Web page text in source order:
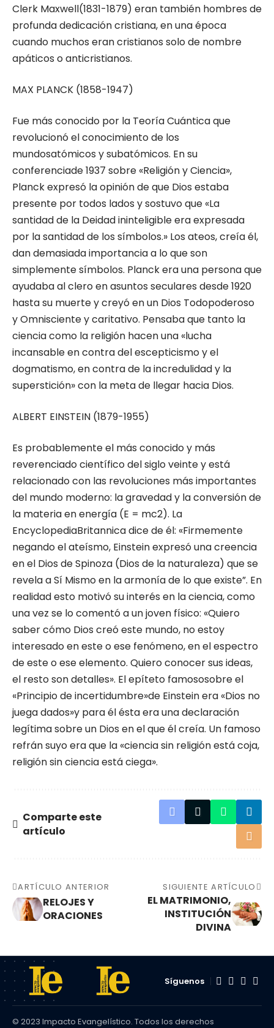
Clerk Maxwell(1831-1879) eran también hombres de
profunda dedicación cristiana, en una época
cuando muchos eran cristianos solo de nombre
apáticos o anticristianos.
MAX PLANCK (1858-1947)
Fue más conocido por la Teoría Cuántica que
revolucionó el conocimiento de los
mundosatómicos y subatómicos. En su
conferenciade 1937 sobre «Religión y Ciencia»,
Planck expresó la opinión de que Dios estaba
presente por todos lados y sostuvo que «La
santidad de la Deidad ininteligible era expresada
por la santidad de los símbolos.» Los ateos, creía él,
dan demasiada importancia a lo que son
simplemente símbolos. Planck era una persona que
ayudaba al clero en asuntos seculares desde 1920
hasta su muerte y creyó en un Dios Todopoderoso
y Omnisciente y caritativo. Pensaba que tanto la
ciencia como la religión hacen una «lucha
incansable en contra del escepticismo y el
dogmatismo, en contra de la incredulidad y la
superstición» con la meta de llegar hacia Dios.
ALBERT EINSTEIN (1879-1955)
Es probablemente el más conocido y más
reverenciado científico del siglo veinte y está
relacionado con las revoluciones más importantes
del mundo moderno: la gravedad y la conversión de
la materia en energía (E = mc2). La
EncyclopediaBritannica dice de él: «Firmemente
negando el ateísmo, Einstein expresó una creencia
en el Dios de Spinoza (Dios de la naturaleza) que se
revela a Sí Mismo en la armonía de lo que existe”. En
realidad esto motivó su interés en la ciencia, como
una vez se lo comentó a un joven físico: «Quiero
saber cómo Dios creó este mundo, no estoy
interesado en este o ese fenómeno, en el espectro
de este o ese elemento. Quiero conocer sus ideas,
el resto son detalles». El epíteto famososobre el
«Principio de incertidumbre»de Einstein era «Dios no
juega dados»y para él ésta era una declaración
legítima sobre un Dios en el que él creía. Un famoso
refrán suyo era que la «ciencia sin religión está coja,
religión sin ciencia está ciega».
Comparte este
artículo
ARTÍCULO ANTERIOR
RELOJES Y
ORACIONES
SIGUIENTE ARTÍCULO
EL MATRIMONIO,
INSTITUCIÓN
DIVINA
Síguenos
© 2023 Impacto Evangelístico. Todos los derechos